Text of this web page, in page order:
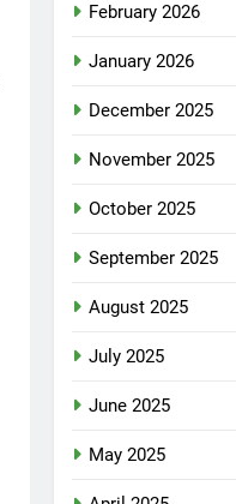
February 2026
January 2026
December 2025
November 2025
October 2025
September 2025
August 2025
July 2025
June 2025
May 2025